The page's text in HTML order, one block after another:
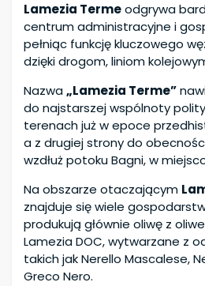
Lamezia Termeodgrywa
centrum administracyjne i
pełniąc funkcję kluczowego
dzięki drogom, liniom
Nazwa„Lamezia Terme”
do najstarszej wspólnoty
terenach już w epoce
a z drugiej strony do
wzdłuż potoku Bagni, w
Na obszarze otaczającym
znajduje się wiele
produkują głównie oliwę z
Lamezia DOC, wytwarzane z
takich jak Nerello Mascalese,
Greco Nero.